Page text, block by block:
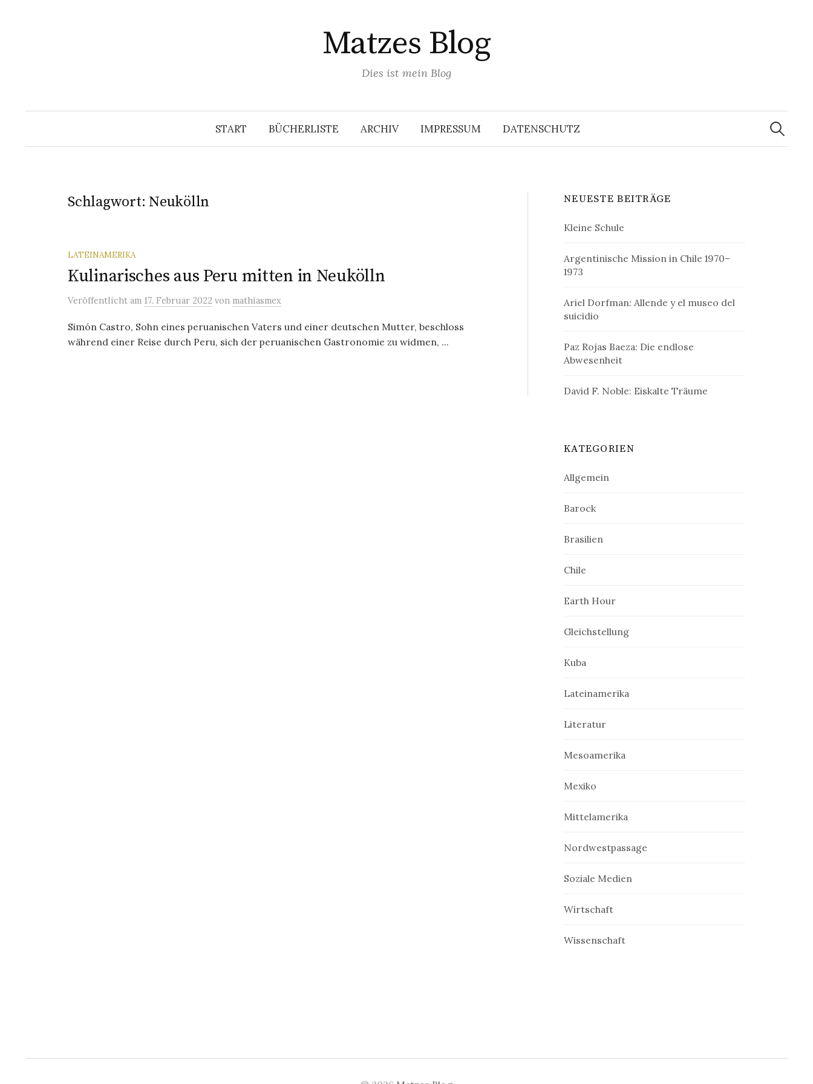
Matzes Blog
Dies ist mein Blog
START BÜCHERLISTE ARCHIV IMPRESSUM DATENSCHUTZ
Suchen
nach:
Schlagwort: Neukölln
LATEINAMERIKA
Kulinarisches aus Peru mitten in Neukölln
Veröffentlicht am 17. Februar 2022 von mathiasmex
Simón Castro, Sohn eines peruanischen Vaters und einer deutschen Mutter, beschloss
während einer Reise durch Peru, sich der peruanischen Gastronomie zu widmen, ...
NEUESTE BEITRÄGE
Kleine Schule
Argentinische Mission in Chile 1970–
1973
Ariel Dorfman: Allende y el museo del
suicidio
Paz Rojas Baeza: Die endlose
Abwesenheit
David F. Noble: Eiskalte Träume
KATEGORIEN
Allgemein
Barock
Brasilien
Chile
Earth Hour
Gleichstellung
Kuba
Lateinamerika
Literatur
Mesoamerika
Mexiko
Mittelamerika
Nordwestpassage
Soziale Medien
Wirtschaft
Wissenschaft